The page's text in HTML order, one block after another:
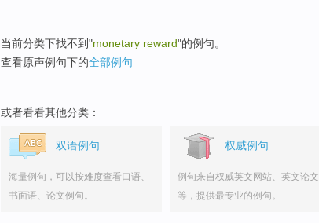
当前分类下找不到"monetary reward"的例句。
查看原声例句下的全部例句
或者看看其他分类：
双语例句
海量例句，可以按难度查看口语、
书面语、论文例句。
权威例句
例句来自权威英文网站、英文论文
等，提供最专业的例句。